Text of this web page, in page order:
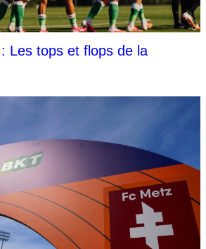
Les tops et flops de la